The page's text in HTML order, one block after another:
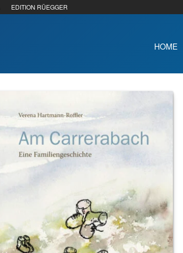
EDITION RÜEGGER
HOME